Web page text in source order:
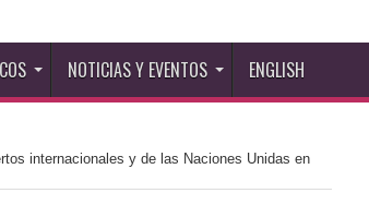
NOTICIAS Y EVENTOS ENGLISH
internacionales y de las Naciones Unidas en